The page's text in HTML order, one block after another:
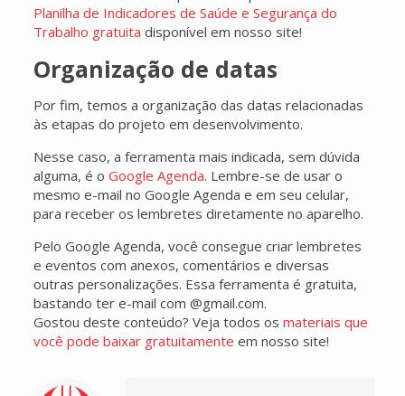
Planilha de Indicadores de Saúde e Segurança do
Trabalho gratuita disponível em nosso site!
Organização de datas
Por fim, temos a organização das datas relacionadas
às etapas do projeto em desenvolvimento.
Nesse caso, a ferramenta mais indicada, sem dúvida
alguma, é o Google Agenda. Lembre-se de usar o
mesmo e-mail no Google Agenda e em seu celular,
para receber os lembretes diretamente no aparelho.
Pelo Google Agenda, você consegue criar lembretes
e eventos com anexos, comentários e diversas
outras personalizações. Essa ferramenta é gratuita,
bastando ter e-mail com @gmail.com.
Gostou deste conteúdo? Veja todos os materiais que
você pode baixar gratuitamente em nosso site!